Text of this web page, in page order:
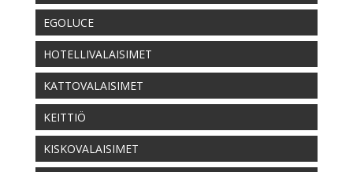
EGOLUCE
HOTELLIVALAISIMET
KATTOVALAISIMET
KEITTIÖ
KISKOVALAISIMET